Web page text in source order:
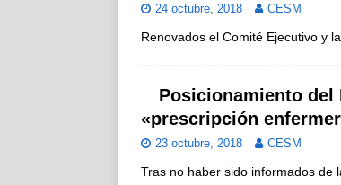
24 octubre, 2018 CESM
Renovados el Comité Ejecutivo y
Posicionamiento del
«prescripción
23 octubre, 2018 CESM
Tras no haber sido informados de